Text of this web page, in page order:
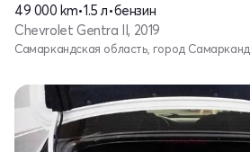
49 000 km•1.5 л•бензин
Chevrolet Gentra II, 2019
Самаркандская область, город Самарканд